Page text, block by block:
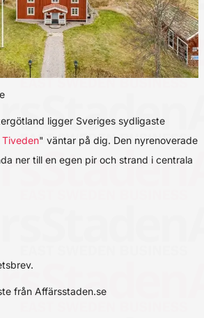
ligger Sveriges sydligaste
" väntar på dig. Den nyrenoverade
ner till en egen pir och strand i centrala
från Affärsstaden.se